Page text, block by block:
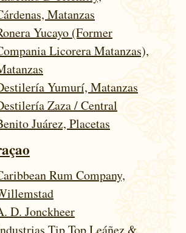
Matanzas
Yucayo (Former
Licorera Matanzas),
Yumurí, Matanzas
Zaza / Central
Juárez, Placetas
Rum Company,
D. Jonckheer
Tip Top Leáñez &